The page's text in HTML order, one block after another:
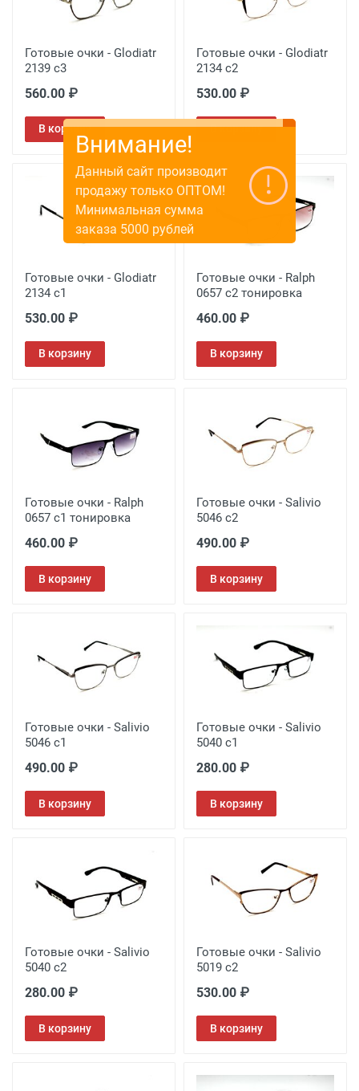
Готовые очки - Glodiatr
2139 c3
560.00 ₽
В корзину
Готовые очки - Glodiatr
2134 c2
530.00 ₽
В корзину
Готовые очки - Glodiatr
2134 c1
530.00 ₽
В корзину
Готовые очки - Ralph
0657 c2 тонировка
460.00 ₽
В корзину
Готовые очки - Ralph
0657 c1 тонировка
460.00 ₽
В корзину
Готовые очки - Salivio
5046 c2
490.00 ₽
В корзину
Готовые очки - Salivio
5046 c1
490.00 ₽
В корзину
Готовые очки - Salivio
5040 c1
280.00 ₽
В корзину
Готовые очки - Salivio
5040 c2
280.00 ₽
В корзину
Готовые очки - Salivio
5019 c2
530.00 ₽
В корзину
Внимание!
Данный сайт производит
продажу только ОПТОМ!
Минимальная сумма
заказа 5000 рублей